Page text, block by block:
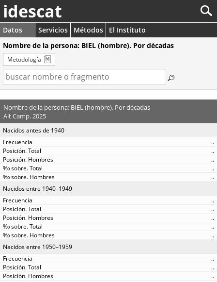
idescat
Datos Servicios Métodos
El Instituto
Nombre de la persona: BIEL (hombre). Por décadas
Metodología
Nombre de la persona: BIEL (hombre). Por décadas
Alt Camp. 2025
Nacidos antes de 1940
..
..
..
..
..
Nacidos entre 1940–1949
..
..
..
..
..
Nacidos entre 1950–1959
..
..
..